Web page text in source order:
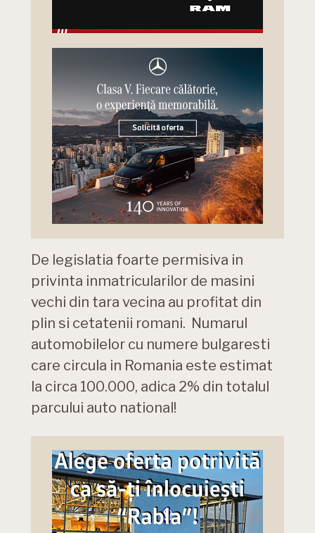
De legislatia foarte permisiva in
privinta inmatricularilor de masini
vechi din tara vecina au profitat din
plin si cetatenii romani. Numarul
automobilelor cu numere bulgaresti
care circula in Romania este estimat
la circa 100.000, adica 2% din totalul
parcului auto national!